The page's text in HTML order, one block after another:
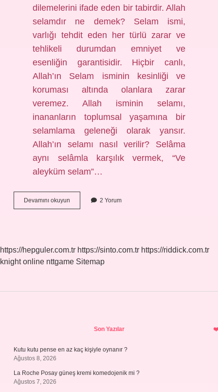
dilemelerini ifade eden bir tabirdir. Allah
selamdır ne demek? Selam ismi,
varlığı tehdit eden her türlü zarar ve
tehlikeli durumdan emniyet ve
esenliğin garantisidir. Hiçbir canlı,
Allah’ın Selam isminin kesinliği ve
koruması altında olanlara zarar
veremez. Allah isminin selamı,
inananların toplumsal yaşamına bir
selamlama geleneği olarak yansır.
Allah’ın selamı nasıl verilir? Selâma
aynı selâmla karşılık vermek, “Ve
aleyküm selam”…
Devamını okuyun
Allahın
2 Yorum
https://hepguler.com.tr https://sinto.com.tr https://riddick.com.tr
knight online nttgame Sitemap
Son Yazılar
Kutu kutu pense en az kaç kişiyle oynanır ?
Ağustos 8, 2026
La Roche Posay güneş kremi komedojenik mi ?
Ağustos 7, 2026